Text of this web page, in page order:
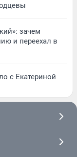
зачем
и переехал в
с Екатериной